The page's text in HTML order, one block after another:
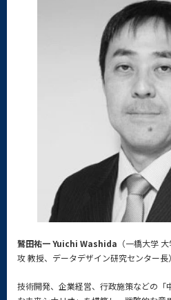
鷲田祐一 Yuichi Washida （一橋大学
攻 教授、データデザイン研究センター長）
技術開発、企業経営、行政施策などの「